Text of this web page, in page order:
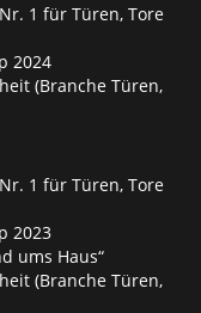
1 für Türen, Tore
2024
(Branche Türen,
1 für Türen, Tore
2023
ums Haus“
(Branche Türen,